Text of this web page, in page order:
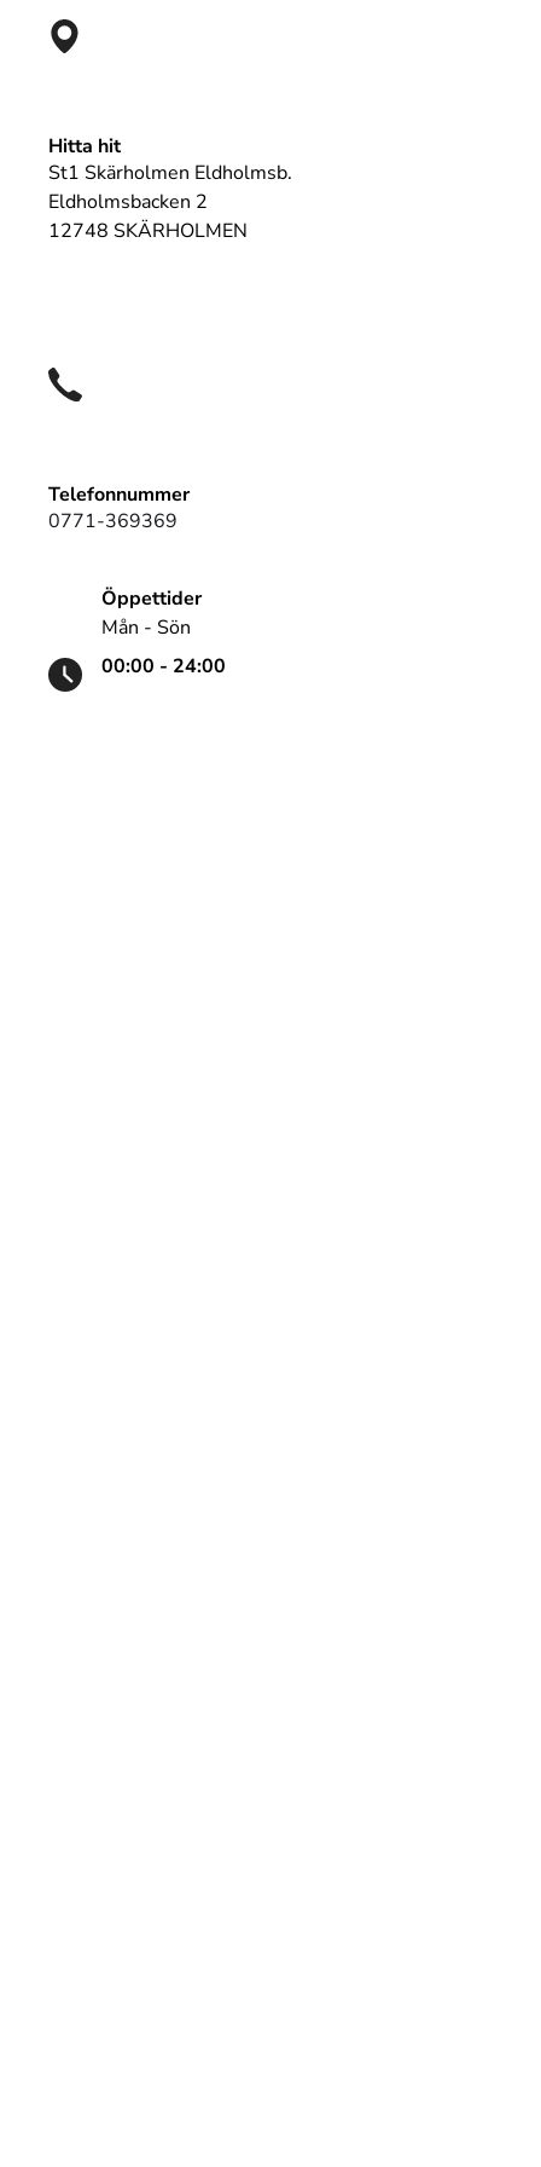
Hitta hit
St1 Skärholmen Eldholmsb.
Eldholmsbacken 2
12748 SKÄRHOLMEN
Telefonnummer
0771-369369
Öppettider
Mån - Sön
00:00 - 24:00